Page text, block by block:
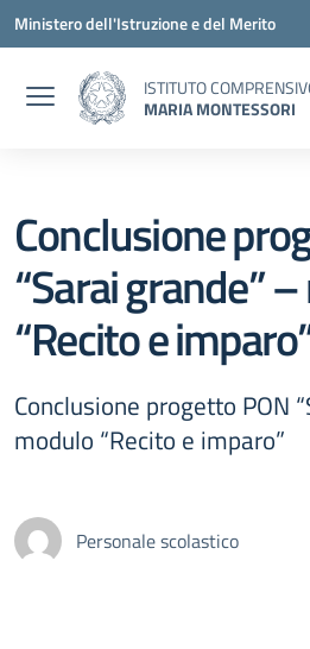
Vai ai contenuti
Vai al menu di navigazione
Vai al footer
Ministero dell'Istruzione e del Merito
ISTITUTO
MARIA MONTESSORI
Conclusione
“Sarai grande”
“Recito e
Conclusione progetto PON
modulo “Recito e imparo”
Personale scolastico